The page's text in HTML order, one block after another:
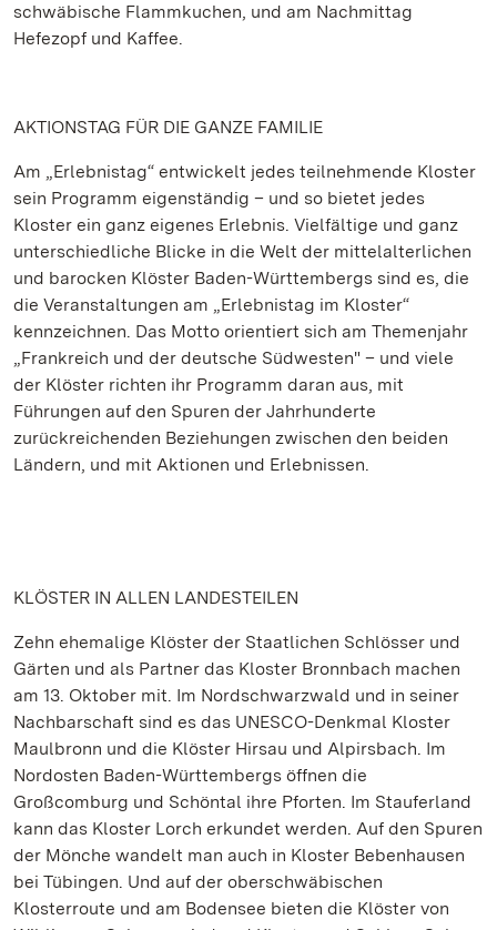
schwäbische Flammkuchen, und am Nachmittag
Hefezopf und Kaffee.
AKTIONSTAG FÜR DIE GANZE FAMILIE
Am „Erlebnistag“ entwickelt jedes teilnehmende Kloster
sein Programm eigenständig – und so bietet jedes
Kloster ein ganz eigenes Erlebnis. Vielfältige und ganz
unterschiedliche Blicke in die Welt der mittelalterlichen
und barocken Klöster Baden-Württembergs sind es, die
die Veranstaltungen am „Erlebnistag im Kloster“
kennzeichnen. Das Motto orientiert sich am Themenjahr
„Frankreich und der deutsche Südwesten" – und viele
der Klöster richten ihr Programm daran aus, mit
Führungen auf den Spuren der Jahrhunderte
zurückreichenden Beziehungen zwischen den beiden
Ländern, und mit Aktionen und Erlebnissen.
KLÖSTER IN ALLEN LANDESTEILEN
Zehn ehemalige Klöster der Staatlichen Schlösser und
Gärten und als Partner das Kloster Bronnbach machen
am 13. Oktober mit. Im Nordschwarzwald und in seiner
Nachbarschaft sind es das UNESCO-Denkmal Kloster
Maulbronn und die Klöster Hirsau und Alpirsbach. Im
Nordosten Baden-Württembergs öffnen die
Großcomburg und Schöntal ihre Pforten. Im Stauferland
kann das Kloster Lorch erkundet werden. Auf den Spuren
der Mönche wandelt man auch in Kloster Bebenhausen
bei Tübingen. Und auf der oberschwäbischen
Klosterroute und am Bodensee bieten die Klöster von